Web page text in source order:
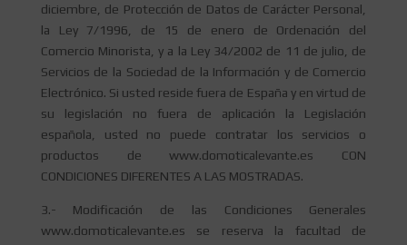
diciembre, de Protección de Datos de Carácter Personal,
la Ley 7/1996, de 15 de enero de Ordenación del
Comercio Minorista, y a la Ley 34/2002 de 11 de julio, de
Servicios de la Sociedad de la Información y de Comercio
Electrónico. Si usted reside fuera de España y en virtud de
su legislación no fuera de aplicación la Legislación
española, usted no puede contratar los servicios o
productos de www.domoticalevante.es CON
CONDICIONES DIFERENTES A LAS MOSTRADAS.
3.- Modificación de las Condiciones Generales
www.domoticalevante.es se reserva la facultad de